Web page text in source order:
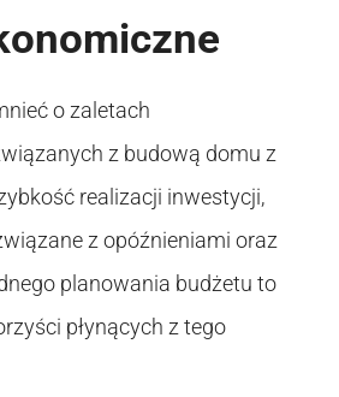
o zaletach
z budową domu z
realizacji inwestycji,
z opóźnieniami oraz
planowania budżetu to
płynących z tego